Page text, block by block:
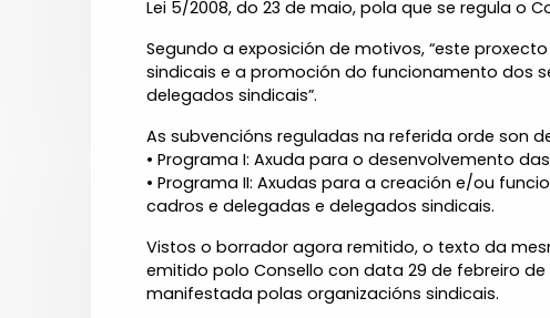
Lei 5/2008, do 23 de maio, pola que se regula o
Segundo a exposición de motivos, “este
sindicais e a promoción do funcionamento dos
delegados sindicais”.
As subvencións reguladas na referida orde son
• Programa I: Axuda para o desenvolvemento
• Programa II: Axudas para a creación e/ou
cadros e delegadas e delegados sindicais.
Vistos o borrador agora remitido, o texto da
emitido polo Consello con data 29 de febreiro
manifestada polas organizacións sindicais.